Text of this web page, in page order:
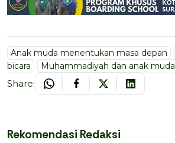
Anak muda menentukan masa depan
bicara
Muhammadiyah dan anak muda
Share:
Rekomendasi Redaksi